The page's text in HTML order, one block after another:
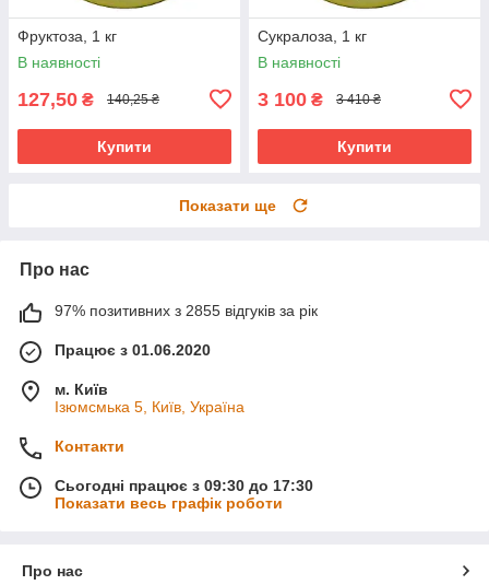
Фруктоза, 1 кг
В наявності
127,50 ₴ 140,25 ₴
Купити
Сукралоза, 1 кг
В наявності
3 100 ₴ 3 410 ₴
Купити
Показати ще
Про нас
97% позитивних з 2855 відгуків за рік
Працює з 01.06.2020
м. Київ
Ізюмсмька 5, Київ, Україна
Контакти
Сьогодні працює з 09:30 до 17:30
Показати весь графік роботи
Про нас